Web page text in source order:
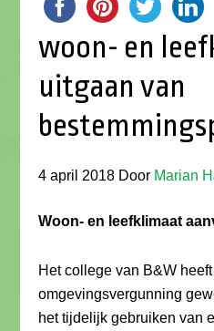
woon- en
uitgaan van
4 april 2018 Door Marian
Woon- en leefklimaat
Het college van B&W
omgevingsvergunning
het tijdelijk gebruiken van